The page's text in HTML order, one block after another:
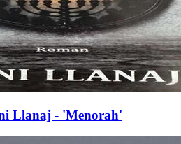
Llanaj - 'Menorah'